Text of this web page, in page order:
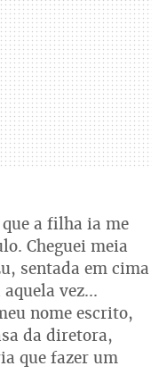
a filha ia me
Cheguei meia
sentada em cima
vez...
nome escrito,
da diretora,
que fazer um